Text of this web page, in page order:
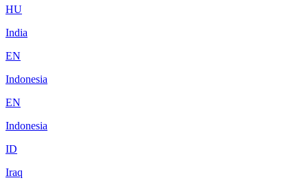
HU
India
EN
Indonesia
EN
Indonesia
ID
Iraq